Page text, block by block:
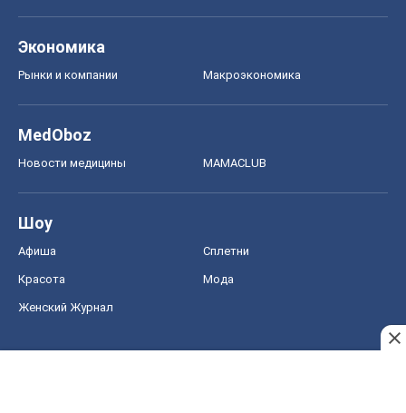
Экономика
Рынки и компании Mакроэкономика
MedOboz
Новости медицины MAMACLUB
Шоу
Афиша Сплетни
Красота Мода
Женский Журнал